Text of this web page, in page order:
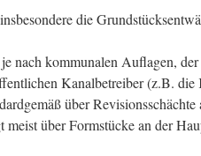
die
nach kommunalen Auflagen,
Kanalbetreiber (z.B. die
über
über Formstücke an der